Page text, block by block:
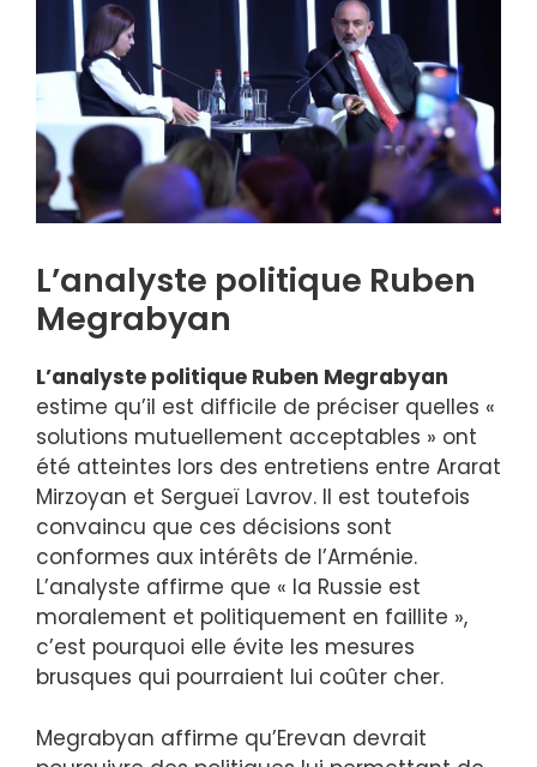
L’analyste politique Ruben
Megrabyan
L’analyste politique Ruben Megrabyan
estime qu’il est difficile de préciser quelles «
solutions mutuellement acceptables » ont
été atteintes lors des entretiens entre Ararat
Mirzoyan et Sergueï Lavrov. Il est toutefois
convaincu que ces décisions sont
conformes aux intérêts de l’Arménie.
L’analyste affirme que « la Russie est
moralement et politiquement en faillite »,
c’est pourquoi elle évite les mesures
brusques qui pourraient lui coûter cher.
Megrabyan affirme qu’Erevan devrait